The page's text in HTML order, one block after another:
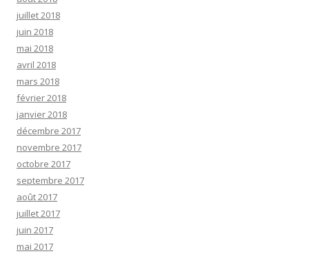
juillet 2018
juin 2018
mai 2018
avril 2018
mars 2018
février 2018
janvier 2018
décembre 2017
novembre 2017
octobre 2017
septembre 2017
août 2017
juillet 2017
juin 2017
mai 2017